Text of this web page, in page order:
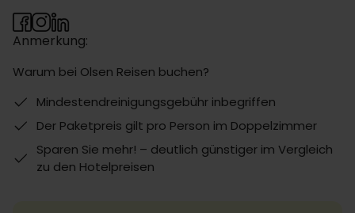
Anmerkung:
Warum bei Olsen Reisen buchen?
Mindestendreinigungsgebühr inbegriffen
Der Paketpreis gilt pro Person im Doppelzimmer
Sparen Sie mehr! – deutlich günstiger im Vergleich
zu den Hotelpreisen